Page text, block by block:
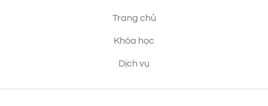
Trang chủ
Khóa học
Dịch vụ